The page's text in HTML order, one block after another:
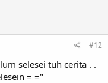
#12
selesei tuh cerita . .
= ="